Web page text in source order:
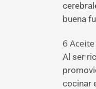
buena
6
Al ser
cocinar